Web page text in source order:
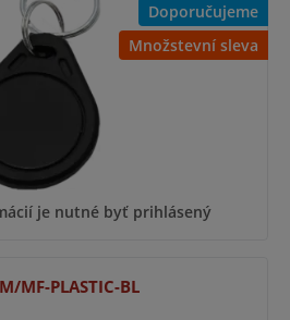
Doporučujeme
Množstevní sleva
je nutné byť prihlásený
MF-PLASTIC-BL